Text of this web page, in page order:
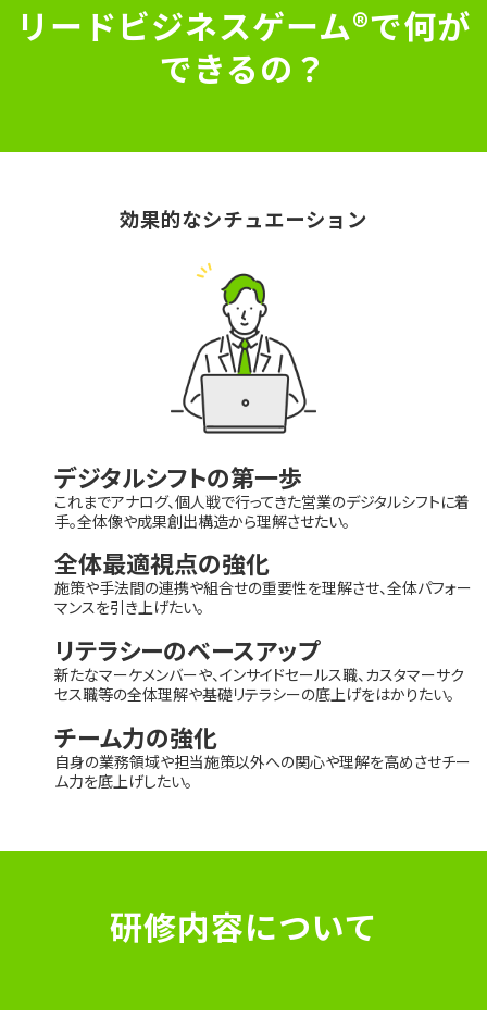
ナーチャリングコンテンツ内製化支援（資料・動画）
導入事例
選ばれる理由
私たちの理念
セミナー情報
インサイドセールス関連ブログ
リードビジネスゲーム®で何が
できるの？
効果的なシチュエーション
デジタルシフトの第一歩
これまでアナログ、個人戦で行ってきた営業のデジタルシフトに着
手。全体像や成果創出構造から理解させたい。
全体最適視点の強化
施策や手法間の連携や組合せの重要性を理解させ、全体パフォー
マンスを引き上げたい。
リテラシーのベースアップ
新たなマーケメンバーや、インサイドセールス職、カスタマーサク
セス職等の全体理解や基礎リテラシーの底上げをはかりたい。
チーム力の強化
自身の業務領域や担当施策以外への関心や理解を高めさせチー
ム力を底上げしたい。
研修内容について